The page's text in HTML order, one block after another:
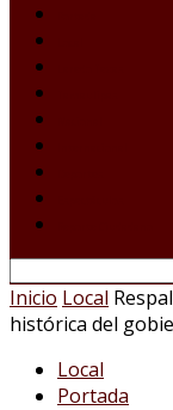
Inicio Local
histórica del
Local
Portada